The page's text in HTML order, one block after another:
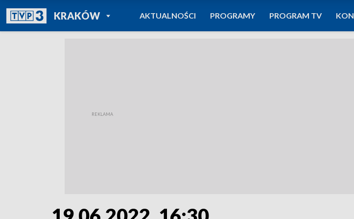
KRAKÓWPOWRÓT DO
TVP REGIONY
AKTUALNOŚCI PROGRAMY PROGRAM TV